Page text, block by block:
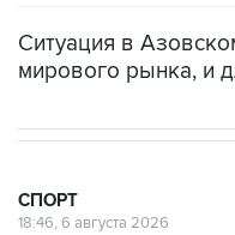
Ситуация в
мирового рынка, и
СПОРТ
18:46, 6 августа 2026